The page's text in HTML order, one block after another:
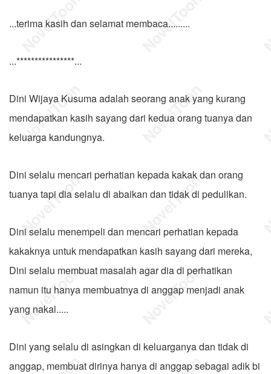
...terima kasih dan selamat membaca.........
...****************...
Dini Wijaya Kusuma adalah seorang anak yang kurang
mendapatkan kasih sayang dari kedua orang tuanya dan
keluarga kandungnya.
Dini selalu mencari perhatian kepada kakak dan orang
tuanya tapi dia selalu di abaikan dan tidak di pedulikan.
Dini selalu menempeli dan mencari perhatian kepada
kakaknya untuk mendapatkan kasih sayang dari mereka,
Dini selalu membuat masalah agar dia di perhatikan
namun itu hanya membuatnya di anggap menjadi anak
yang nakal.....
Dini yang selalu di asingkan di keluarganya dan tidak di
anggap, membuat dirinya hanya di anggap sebagai adik bi